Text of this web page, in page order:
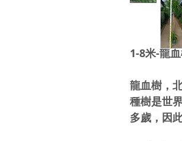
1-8米-龍
龍血樹，
種樹是世
多歲，因